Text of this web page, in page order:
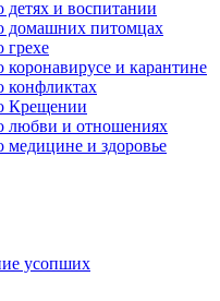
и воспитании
домашних питомцах
грехе
и карантине
конфликтах
Крещении
любви и отношениях
и здоровье
усопших